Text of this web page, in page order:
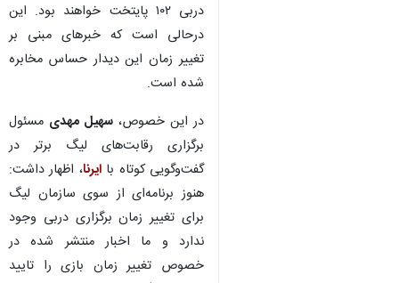
دربی ۱۰۲ پایتخت خواهند بود. این
درحالی است که خبرهای مبنی بر
تغییر زمان این دیدار حساس مخابره
شده است.
در این خصوص، سهیل مهدی مسئول
برگزاری رقابت‌های لیگ برتر در
گفت‌وگویی کوتاه باایرنا، اظهار داشت:
هنوز برنامه‌ای از سوی سازمان لیگ
برای تغییر زمان برگزاری دربی وجود
ندارد و ما اخبار منتشر شده در
خصوص تغییر زمان بازی را تایید